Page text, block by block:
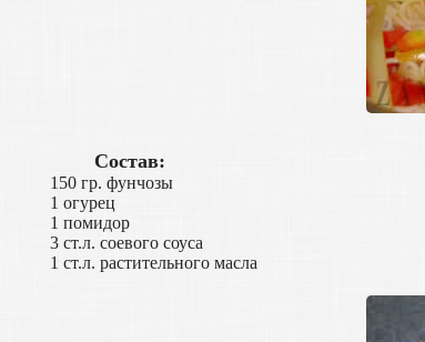
Состав:
150 гр. фунчозы
1 огурец
1 помидор
3 ст.л. соевого соуса
1 ст.л. растительного масла